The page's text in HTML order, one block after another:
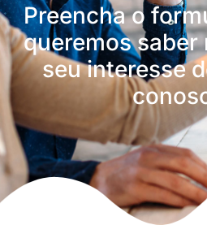
Preencha o
queremos saber
seu interesse